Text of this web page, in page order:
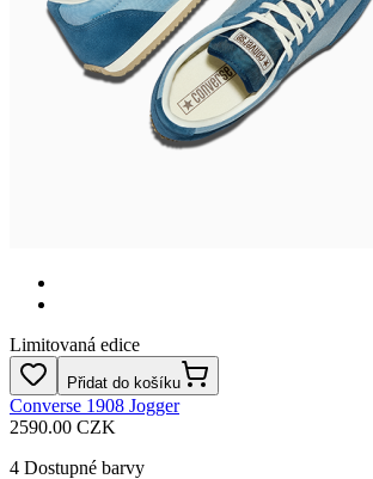
Limitovaná edice
Přidat do košíku
Converse 1908 Jogger
2590.00 CZK
4 Dostupné barvy